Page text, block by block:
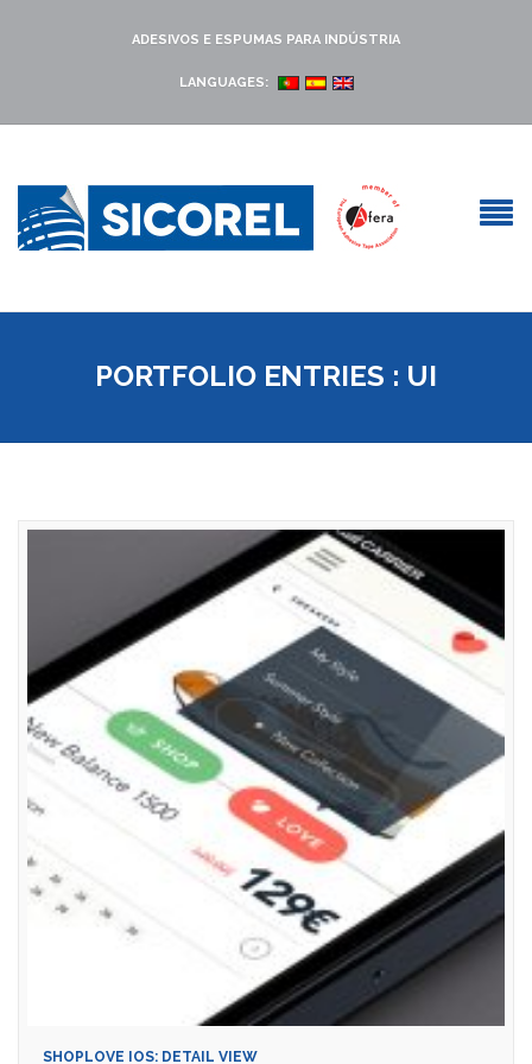
ADESIVOS E ESPUMAS PARA INDÚSTRIA
LANGUAGES:
PORTFOLIO ENTRIES : UI
SHOPLOVE IOS: DETAIL VIEW